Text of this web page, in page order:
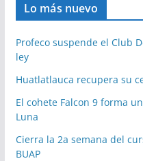
Lo más nuevo
Profeco suspende el Club
ley
Huatlatlauca recupera su
El cohete Falcon 9 forma
Luna
Cierra la 2a semana del
BUAP